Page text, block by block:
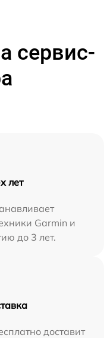
сервис-
лет
Garmin и
до 3 лет.
доставит